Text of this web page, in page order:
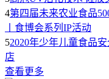
4第四届未来农业食品
丨食博会系列IP活动
52020年少年儿童食品
店
查看更多